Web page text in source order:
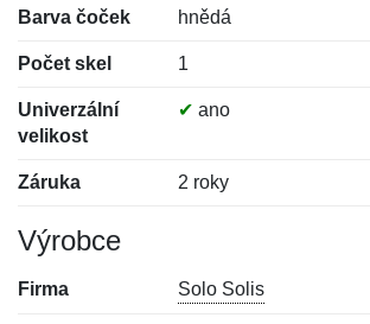
Barva čoček hnědá
Počet skel 1
Univerzální
velikost
✔ ano
Záruka 2 roky
Výrobce
Firma Solo Solis